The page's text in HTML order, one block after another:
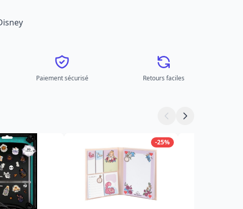
Paiement sécurisé Retours faciles
-25%